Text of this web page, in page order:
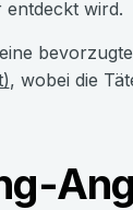
wird.
, wobei die